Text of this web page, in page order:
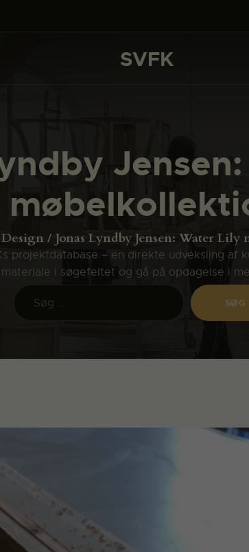
SVFK
Design Jonas Lyndby Jensen: Water
projektdatabase – en direkte udveksling af
i søgefeltet og gå på opdagelse i
SVFK
PROJEKTER
SVFK
ENGLISH